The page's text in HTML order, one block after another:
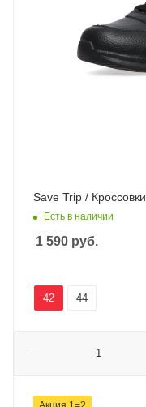
Save Trip / Кроссовки
Есть в наличии
1 590 руб.
42 44